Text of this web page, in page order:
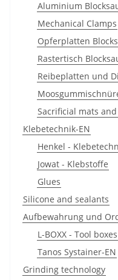
Aluminium
Mechanical Clamps
Opferplatten
Rastertisch
Reibeplatten und
Sacrificial mats
Klebetechnik-EN
Henkel -
Jowat - Klebstoffe
Glues
Silicone and sealants
Aufbewahrung und
L-BOXX - Tool boxes
Tanos Systainer-EN
Grinding technology